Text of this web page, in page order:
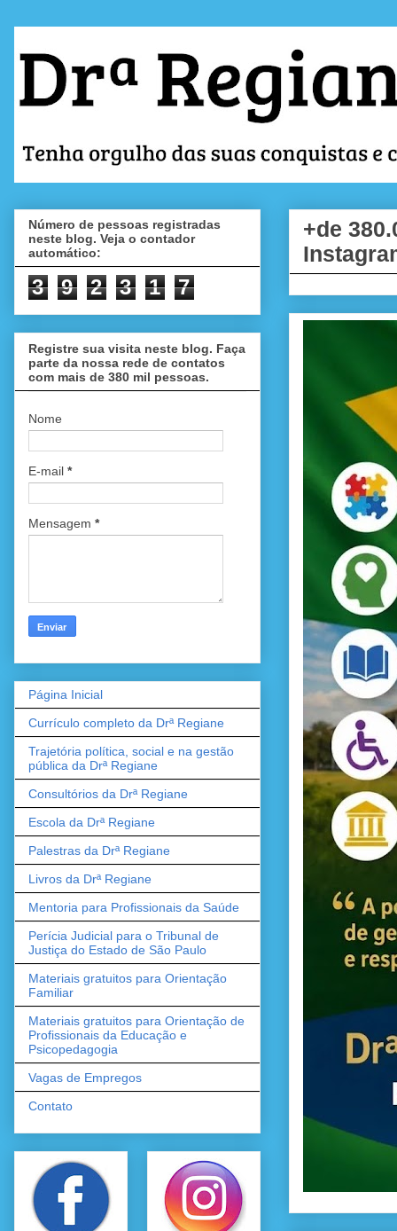
+de
Número de pessoas registradas
neste blog. Veja o contador
automático:
3 9 2 3 1 7
Registre sua visita neste blog. Faça
parte da nossa rede de contatos
com mais de 380 mil pessoas.
Nome
E-mail *
Mensagem *
Página Inicial
Currículo completo da Drª Regiane
Trajetória política, social e na gestão
pública da Drª Regiane
Consultórios da Drª Regiane
Escola da Drª Regiane
Palestras da Drª Regiane
Livros da Drª Regiane
Mentoria para Profissionais da Saúde
Perícia Judicial para o Tribunal de
Justiça do Estado de São Paulo
Materiais gratuitos para Orientação
Familiar
Materiais gratuitos para Orientação de
Profissionais da Educação e
Psicopedagogia
Vagas de Empregos
Contato